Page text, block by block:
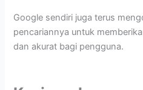
Google sendiri juga terus
pencariannya untuk
dan akurat bagi pengguna.